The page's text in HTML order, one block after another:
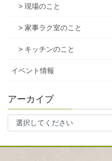
> 現場のこと
> 家事ラク室のこと
> キッチンのこと
イベント情報
アーカイブ